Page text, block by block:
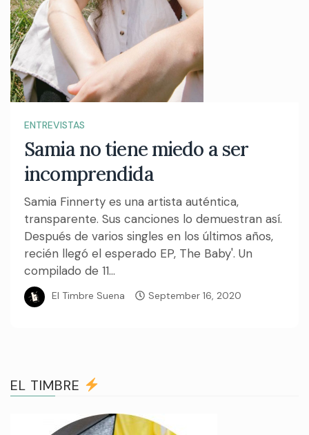
ENTREVISTAS
Samia no tiene miedo a ser
incomprendida
Samia Finnerty es una artista auténtica,
transparente. Sus canciones lo demuestran así.
Después de varios singles en los últimos años,
recién llegó el esperado EP, The Baby'. Un
compilado de 11...
El Timbre Suena September 16, 2020
EL TIMBRE